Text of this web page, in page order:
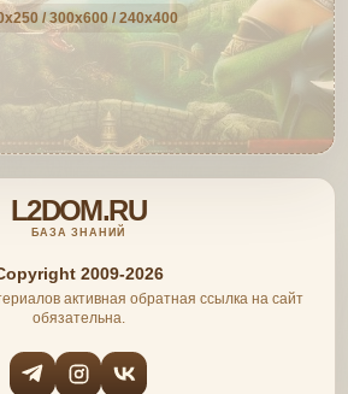
/ 300x600 / 240x400
L2DOM.RU
БАЗА ЗНАНИЙ
2009-2026
активная обратная ссылка на сайт
обязательна.